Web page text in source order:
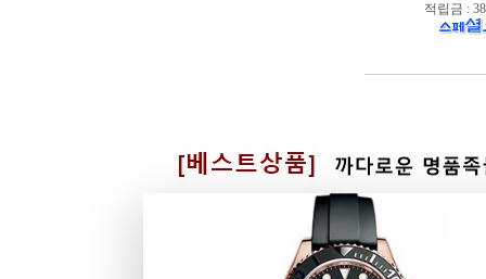
적립금 :